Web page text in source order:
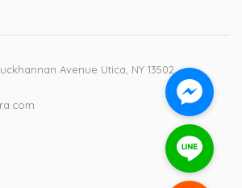
Avenue Utica, NY 13502